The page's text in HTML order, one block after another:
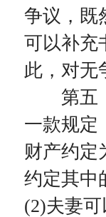
争议，既
可以补充
此，对无
第五，
一款规定
财产约定
约定其中
(2)夫妻